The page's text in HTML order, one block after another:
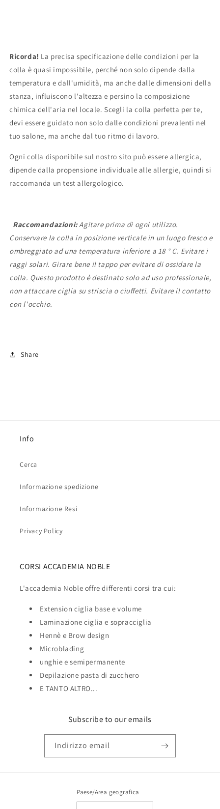
Ricorda! La precisa specificazione delle condizioni per la
colla è quasi impossibile, perché non solo dipende dalla
temperatura e dall'umidità, ma anche dalle dimensioni della
stanza, influiscono l'altezza e persino la composizione
chimica dell'aria nel locale. Scegli la colla perfetta per te,
devi essere guidato non solo dalle condizioni prevalenti nel
tuo salone, ma anche dal tuo ritmo di lavoro.
Ogni colla disponibile sul nostro sito può essere allergica,
dipende dalla propensione individuale alle allergie, quindi si
raccomanda un test allergologico.
Raccomandazioni:Agitare prima di ogni utilizzo.
Conservare la colla in posizione verticale in un luogo fresco e
ombreggiato ad una temperatura inferiore a 18 ° C. Evitare i
raggi solari. Girare bene il tappo per evitare di ossidare la
colla. Questo prodotto è destinato solo ad uso professionale,
non attaccare ciglia su striscia o ciuffetti. Evitare il contatto
con l'occhio.
Share
Info
Cerca
Informazione spedizione
Informazione Resi
Privacy Policy
CORSI ACCADEMIA NOBLE
L'accademia Noble offre differenti corsi tra cui:
Extension ciglia base e volume
Laminazione ciglia e sopracciglia
Hennè e Brow design
Microblading
unghie e semipermanente
Depilazione pasta di zucchero
E TANTO ALTRO...
Subscribe to our emails
Indirizzo email
Paese/Area geografica